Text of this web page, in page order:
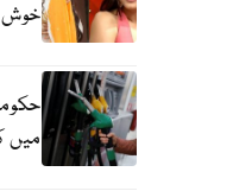
خوش
میں